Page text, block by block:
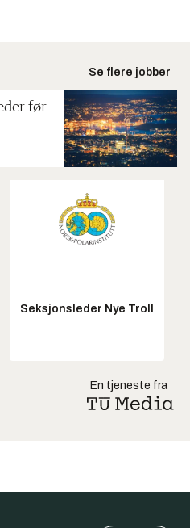
Se flere jobber
før
Seksjonsleder Nye Troll
En tjeneste fra